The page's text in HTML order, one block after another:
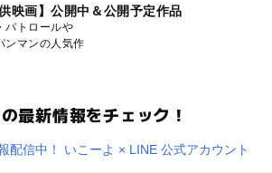
供映画】公開中＆公開予定作品
パトロールや
ンマンの人気作
最新情報をチェック！